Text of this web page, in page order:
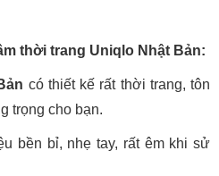
thời trang Uniqlo Nhật Bản:
có thiết kế rất thời trang, tôn
trọng cho bạn.
bền bỉ, nhẹ tay, rất êm khi sử